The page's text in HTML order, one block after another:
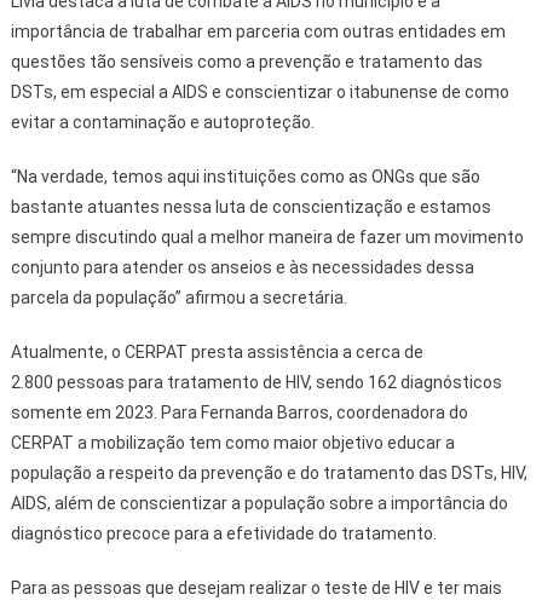
importância de trabalhar em parceria com outras entidades em
questões tão sensíveis como a prevenção e tratamento das
DSTs, em especial a AIDS e conscientizar o itabunense de como
evitar a contaminação e autoproteção.
“Na verdade, temos aqui instituições como as ONGs que são
bastante atuantes nessa luta de conscientização e estamos
sempre discutindo qual a melhor maneira de fazer um movimento
conjunto para atender os anseios e às necessidades dessa
parcela da população” afirmou a secretária.
Atualmente, o CERPAT presta assistência a cerca de
2.800 pessoas para tratamento de HIV, sendo 162 diagnósticos
somente em 2023. Para Fernanda Barros, coordenadora do
CERPAT a mobilização tem como maior objetivo educar a
população a respeito da prevenção e do tratamento das DSTs, HIV,
AIDS, além de conscientizar a população sobre a importância do
diagnóstico precoce para a efetividade do tratamento.
Para as pessoas que desejam realizar o teste de HIV e ter mais